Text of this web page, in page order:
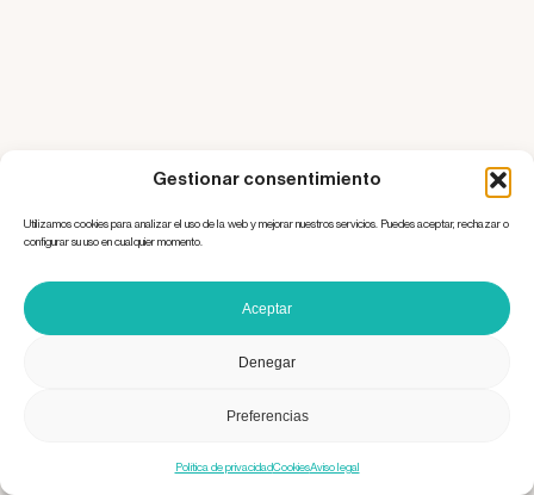
Gestionar consentimiento
Utilizamos cookies para analizar el uso de la web y mejorar nuestros servicios. Puedes aceptar, rechazar o
configurar su uso en cualquier momento.
Aceptar
Denegar
Preferencias
Cookies
Política de privacidad Aviso legal